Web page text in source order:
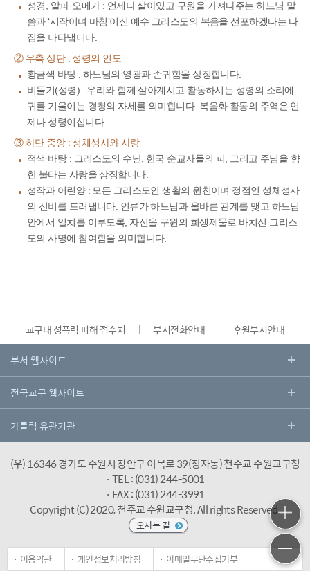
성경, 알파·오메가 : 언제나 살아있고 구원을 가져다주는 하느님 말
씀과 ‘시작이며 마침’이신 예수 그리스도의 복음을 선포하겠다는 다
짐을 나타냅니다.
② 우측 상단 : 성령의 인도
황금색 바탕 : 하느님의 영광과 존귀함을 상징합니다.
비둘기(성령) : 우리와 함께 살아계시고 활동하시는 성령의 소리에
귀를 기울이는 경청의 자세를 의미합니다. 복음화 활동의 주역은 언
제나 성령이십니다.
③ 하단 중앙 : 성체성사와 사랑
적색 바탕 : 그리스도의 수난, 한국 순교자들의 피, 그리고 주님을 향
한 불타는 사랑을 상징합니다.
성작과 어린양 : 모든 그리스도인 생활의 원천이며 정점인 성체성사
의 신비를 드러냅니다. 인류가 하느님과 올바른 관계를 맺고 하느님
안에서 일치를 이루도록, 자신을 구원의 희생제물로 바치신 그리스
도의 사명에 참여함을 의미합니다.
교구내 성폭력 피해 접수처 부서전화안내 후원부서안내
(우) 16346 경기도 수원시 장안구 이목로 39(정자동) 천주교 수원교구청
· TEL : (031) 244-5001
· FAX : (031) 244-3991
Copyright (C) 2020, 천주교 수원교구청.All rights Reserved.
오시는 길
이용약관 개인정보처리방침 이메일무단수집거부